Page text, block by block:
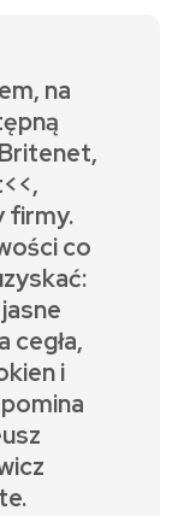
na
firmy.
co
cegła,
i